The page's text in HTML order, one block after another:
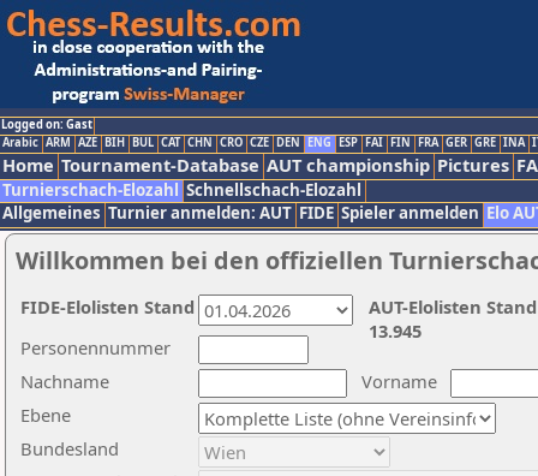
Logged on: Gast
Arabic ARM AZE BIH BUL CAT CHN CRO CZE DEN ENG ESP FAI FIN FRA GER GRE INA
Home Tournament-Database AUT championship Pictures
Turnierschach-Elozahl Schnellschach-Elozahl
Allgemeines Turnier anmelden: AUT FIDE Spieler anmelden Elo
Willkommen bei den offiziellen
Nachname
Vorname
Ebene
Personennummer
Bundesland
AUT-Elolisten
13.945
FIDE-Elolisten Stand